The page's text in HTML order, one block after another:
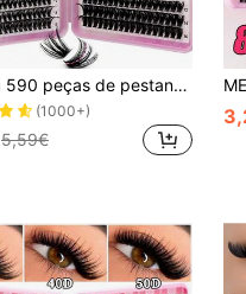
Sibeuna 590 peças de pestanas postiças, curvatura D, naturais, espessas e volumosas, 30D+40D+50D+60D+80D+100D, comprimento misto 8mm-16mm, pestanas postiças em tufos DIY, leves
(1000+)
5,59€